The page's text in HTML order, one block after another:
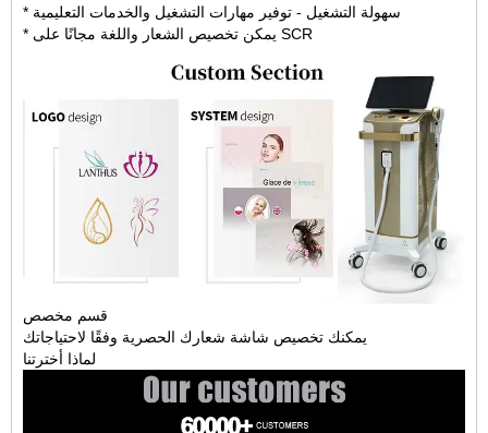
* سهولة التشغيل - توفير مهارات التشغيل والخدمات التعليمية
* يمكن تخصيص الشعار واللغة مجانًا على SCR
قسم مخصص
يمكنك تخصيص شاشة شعارك الحصرية وفقًا لاحتياجاتك
لماذا أخترتنا